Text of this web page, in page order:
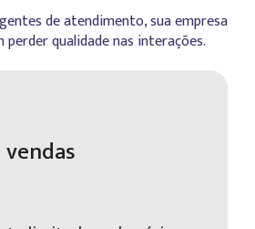
de atendimento, sua empresa
perder qualidade nas interações.